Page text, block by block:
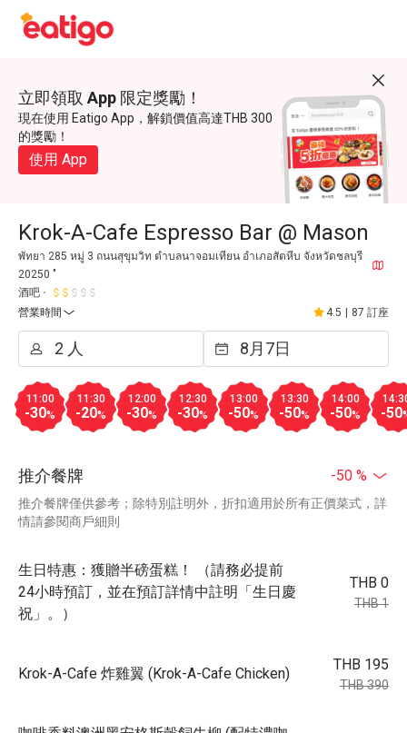
立即領取 App 限定獎勵！
現在使用 Eatigo App，解鎖價值高達THB 300
的獎勵！
使用 App
Krok-A-Cafe Espresso Bar @ Mason
พัทยา 285 หมู่ 3 ถนนสุขุมวิท ตำบลนาจอมเทียน อำเภอสัตหีบ จังหวัดชลบุรี
20250 "
酒吧
營業時間
4.5 87 訂座
11:00
-30%
11:30
-20%
12:00
-30%
12:30
-30%
13:00
-50%
13:30
-50%
14:00
-50% -50
推介餐牌 -50 %
推介餐牌僅供參考；除特別註明外，折扣適用於所有正價菜式，詳
情請參閱商戶細則
生日特惠：獲贈半磅蛋糕！ （請務必提前
24小時預訂，並在預訂詳情中註明「生日慶
祝」。）
THB 0
THB 1
Krok-A-Cafe 炸雞翼 (Krok-A-Cafe Chicken)
THB 195
THB 390